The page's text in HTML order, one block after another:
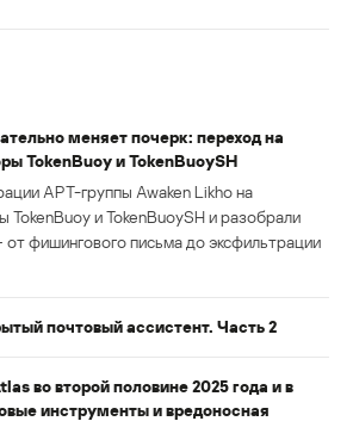
меняет почерк: переход на
TokenBuoy и TokenBuoySH
APT-группы Awaken Likho на
TokenBuoy и TokenBuoySH и разобрали
фишингового письма до эксфильтрации
почтовый ассистент. Часть 2
во второй половине 2025 года и в
инструменты и вредоносная